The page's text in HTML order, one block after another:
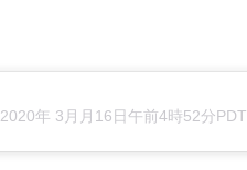
2020年 3月月16日午前4時52分PDT